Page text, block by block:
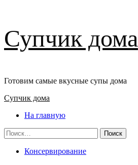
к
содержимому
Супчик дома
Готовим самые вкусные супы дома
Основное
Супчик дома
На главную
Найти:
Консервирование